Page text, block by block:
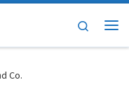
Search
Co.